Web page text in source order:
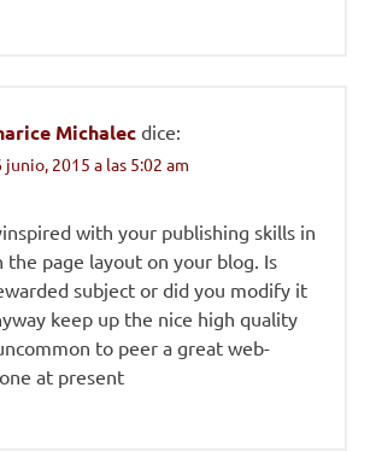
Michalec dice:
junio, 2015 a las 5:02 am
with your publishing skills in
page layout on your blog. Is
subject or did you modify it
keep up the nice high quality
to peer a great web-
at present